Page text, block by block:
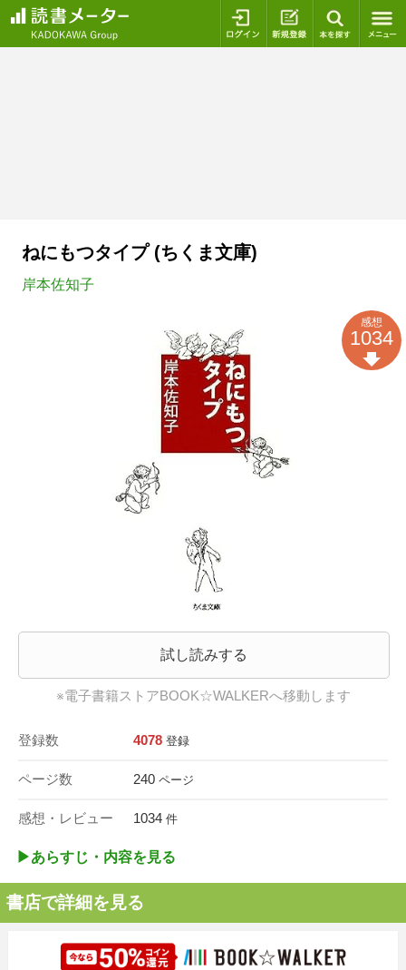
ログイン 新規登録
ねにもつタイプ (ちくま文庫)
岸本佐知子
試し読みする
※電子書籍ストアBOOK☆WALKERへ移動します
登録数 4078 登録
ページ数 240 ページ
感想・レビュー 1034 件
感想
1034
▶︎あらすじ・内容を見る
書店で詳細を見る